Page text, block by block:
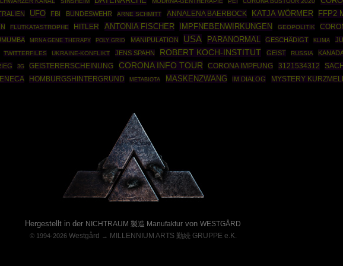
UFO FBI BUNDESWEHR ARNE SCHMITT ANNALENA BAERBOCK KATJA WÖRMER FFP2
FLUTKATASTROPHE HITLER ANTONIA FISCHER IMPFNEBENWIRKUNGEN GEOPOLITIK
MRNA GENE THERAPY POLY GRID MANIPULATION USA PARANORMAL GESCHÄDIGT KLIMA
TWITTERFILES
UKRAINE-KONFLIKT JENS SPAHN ROBERT KOCH-INSTITUT GEIST RUSSIA
3G GEISTERERSCHEINUNG CORONA INFO TOUR CORONA IMPFUNG 3121534312
HOMBURGSHINTERGRUND METABIOTA MASKENZWANG IM DIALOG MYSTERY
Hergestellt in der NICHTRAUM 製造 Manufaktur von WESTGÅRD
© 1994-2026 Westgård → MILLENNIUM ARTS 勤続 GRUPPE e.K.
Powered By :